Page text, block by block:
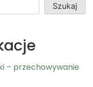
Szukaj
– przechowywanie